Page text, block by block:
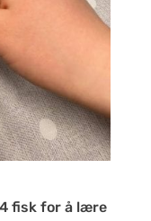
fisk for å lære